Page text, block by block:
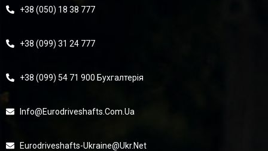
+38 (050) 18 38 777
+38 (099) 31 24 777
+38 (099) 54 71 900 Бухгалтерія
Info@eurodriveshafts.com.ua
Eurodriveshafts-Ukraine@ukr.net